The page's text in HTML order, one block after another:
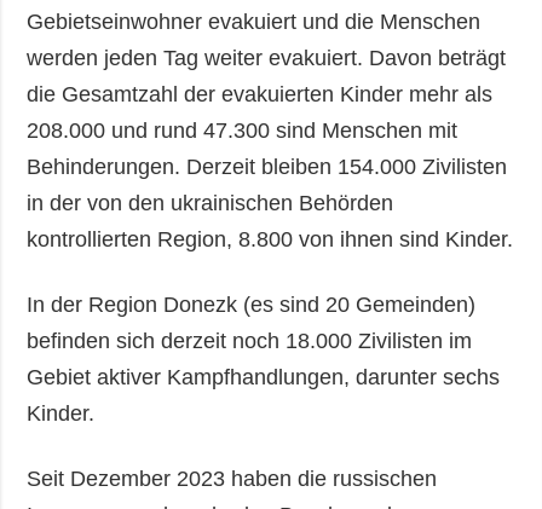
Gebietseinwohner evakuiert und die Menschen
werden jeden Tag weiter evakuiert. Davon beträgt
die Gesamtzahl der evakuierten Kinder mehr als
208.000 und rund 47.300 sind Menschen mit
Behinderungen. Derzeit bleiben 154.000 Zivilisten
in der von den ukrainischen Behörden
kontrollierten Region, 8.800 von ihnen sind Kinder.
In der Region Donezk (es sind 20 Gemeinden)
befinden sich derzeit noch 18.000 Zivilisten im
Gebiet aktiver Kampfhandlungen, darunter sechs
Kinder.
Seit Dezember 2023 haben die russischen